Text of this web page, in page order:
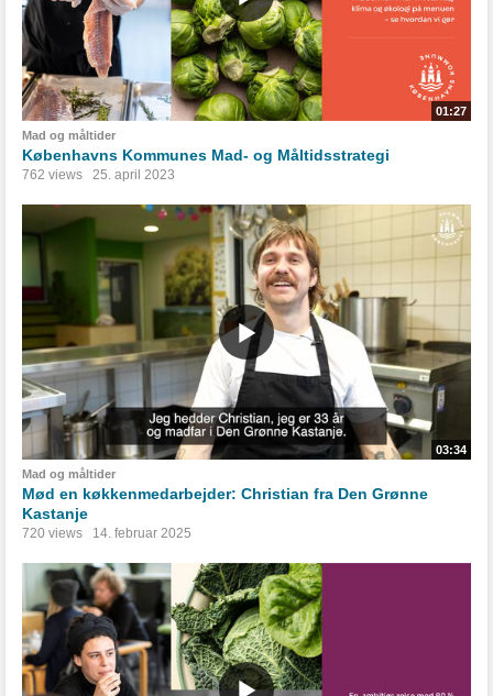
01:27
Mad og måltider
Københavns Kommunes Mad- og Måltidsstrategi
762 views 25. april 2023
03:34
Mad og måltider
Mød en køkkenmedarbejder: Christian fra Den Grønne
Kastanje
720 views 14. februar 2025